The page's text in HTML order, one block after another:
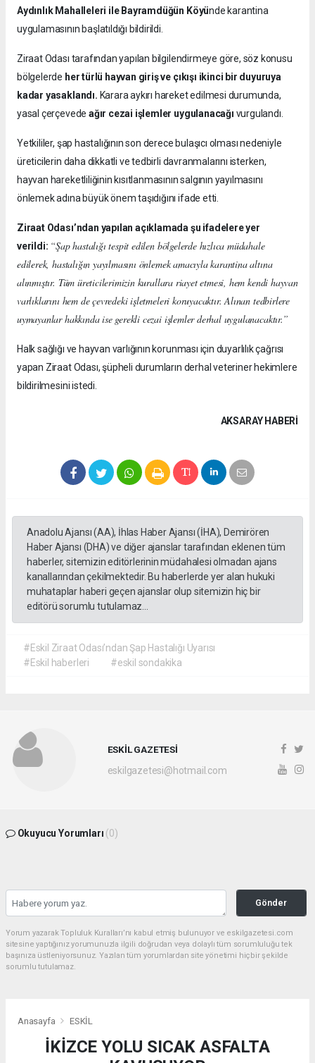
Aydınlık Mahalleleri ile Bayramdüğün Köyünde karantina
uygulamasının başlatıldığı bildirildi.
Ziraat Odası tarafından yapılan bilgilendirmeye göre, söz konusu
bölgelerde her türlü hayvan giriş ve çıkışı ikinci bir duyuruya
kadar yasaklandı. Karara aykırı hareket edilmesi durumunda,
yasal çerçevede ağır cezai işlemler uygulanacağı vurgulandı.
Yetkililer, şap hastalığının son derece bulaşıcı olması nedeniyle
üreticilerin daha dikkatli ve tedbirli davranmalarını isterken,
hayvan hareketliliğinin kısıtlanmasının salgının yayılmasını
önlemek adına büyük önem taşıdığını ifade etti.
Ziraat Odası’ndan yapılan açıklamada şu ifadelere yer
verildi: “Şap hastalığı tespit edilen bölgelerde hızlıca müdahale
edilerek, hastalığın yayılmasını önlemek amacıyla karantina altına
alınmıştır. Tüm üreticilerimizin kurallara riayet etmesi, hem kendi hayvan
varlıklarını hem de çevredeki işletmeleri koruyacaktır. Alınan tedbirlere
uymayanlar hakkında ise gerekli cezai işlemler derhal uygulanacaktır.”
Halk sağlığı ve hayvan varlığının korunması için duyarlılık çağrısı
yapan Ziraat Odası, şüpheli durumların derhal veteriner hekimlere
bildirilmesini istedi.
AKSARAY HABERİ
Anadolu Ajansı (AA), İhlas Haber Ajansı (İHA), Demirören
Haber Ajansı (DHA) ve diğer ajanslar tarafından eklenen tüm
haberler, sitemizin editörlerinin müdahalesi olmadan ajans
kanallarından çekilmektedir. Bu haberlerde yer alan hukuki
muhataplar haberi geçen ajanslar olup sitemizin hiç bir
editörü sorumlu tutulamaz...
#Eskil Ziraat Odası’ndan Şap Hastalığı Uyarısı
#Eskil haberleri
#eskil sondakika
ESKİL GAZETESİ
eskilgazetesi@hotmail.com
Okuyucu Yorumları (0)
Gönder
Yorum yazarak Topluluk Kuralları’nı kabul etmiş bulunuyor ve eskilgazetesi.com
sitesine yaptığınız yorumunuzla ilgili doğrudan veya dolaylı tüm sorumluluğu tek
başınıza üstleniyorsunuz. Yazılan tüm yorumlardan site yönetimi hiçbir şekilde
sorumlu tutulamaz.
Anasayfa ESKİL
İKİZCE YOLU SICAK ASFALTA